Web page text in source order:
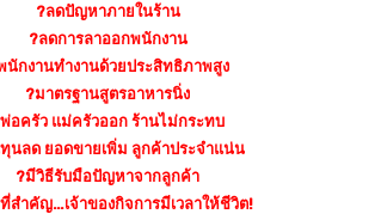
?ลดปัญหาภายในร้าน
?ลดการลาออกพนักงาน
นักงานทำงานด้วยประสิทธิภาพสูง
?มาตรฐานสูตรอาหารนิ่ง
พ่อครัว แม่ครัวออก ร้านไม่กระทบ
นลด ยอดขายเพิ่ม ลูกค้าประจำแน่น
?มีวิธีรับมือปัญหาจากลูกค้า
สำคัญ…เจ้าของกิจการมีเวลาให้ชีวิต!